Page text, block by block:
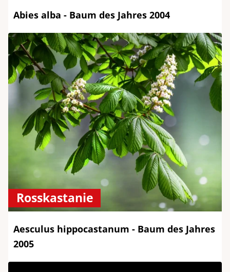
Abies alba - Baum des Jahres 2004
Rosskastanie
Aesculus hippocastanum - Baum des Jahres
2005